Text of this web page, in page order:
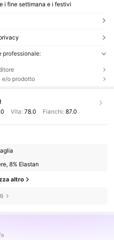
i fine settimana e i festivi
professionale:
e/o prodotto
Vita: 78.0 Fianchi: 87.0
8% Elastan
altro